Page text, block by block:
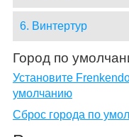
6. Винтертур
Город по
Установите
умолчанию
Сброс города по